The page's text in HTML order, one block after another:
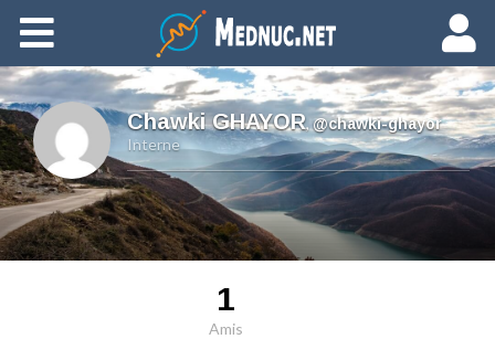
Ajouter du contenu
Chawki GHAYOR, @chawki-ghayor
Interne
1
Amis